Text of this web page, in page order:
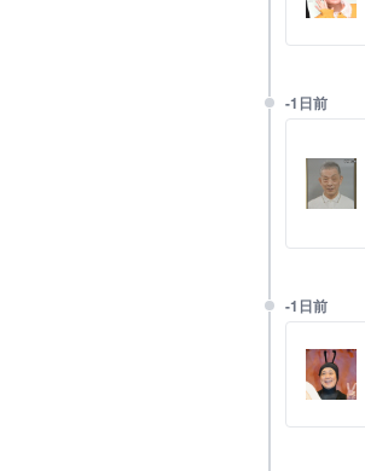
-1日前
-1日前